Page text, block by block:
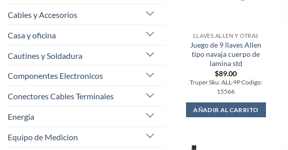
Cables y Accesorios
Casa y oficina
Cautines y Soldadura
Componentes Electronicos
Conectores Cables Terminales
Energia
Equipo de Medicion
LLAVES ALLEN Y OTRAS
Juego de 9 llaves Allen
tipo navaja cuerpo de
lamina std
$89.00
Truper Sku: ALL-9P Codigo:
15566
AÑADIR AL CARRITO